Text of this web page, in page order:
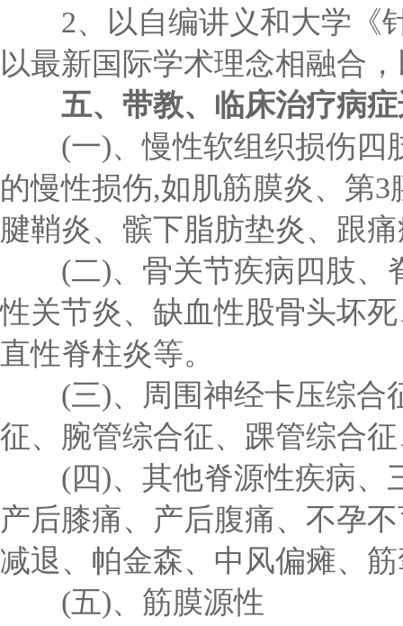
2、以自编讲义和大学《针
以最新国际学术理念相融合
五、带教、临床治疗病症
(一)、慢性软组织损伤四
的慢性损伤,如肌筋膜炎、第
腱鞘炎、髌下脂肪垫炎、跟
(二)、骨关节疾病四肢、
性关节炎、缺血性股骨头坏
直性脊柱炎等。
(三)、周围神经卡压综合
征、腕管综合征、踝管综合
(四)、其他脊源性疾病、
产后膝痛、产后腹痛、不孕
减退、帕金森、中风偏瘫、
(五)、筋膜源性